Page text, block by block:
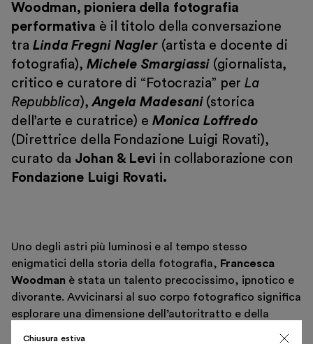
Biglietti
Area riservata
Woodman, pioniera della fotografia
performativa è il titolo della conversazione
tra Linda Fregni Nagler(artista e docente di
fotografia), Michele Smargiassi (giornalista,
critico e curatore di “Fotocrazia” perLa
Repubblica),Angela Madesani (storica
dell’arte e curatrice) e Monica Loffredo
(Direttrice della Fondazione Luigi Rovati),
curato da Johan & Levi in collaborazione con
Fondazione Luigi Rovati.
Uno degli astri più luminosi e al tempo stesso
enigmatici della storia della fotografia, Francesca
Woodman è stata un talento precocissimo, ipnotico e
divorante. Avvicinarsi al suo corpo fotografico significa
esplorare una dimensione dell’autoritratto e della
Chiusura estiva